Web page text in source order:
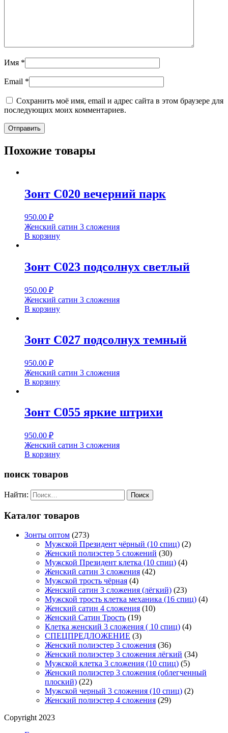
Имя *
Email *
Сохранить моё имя, email и адрес сайта в этом браузере для
последующих моих комментариев.
Похожие товары
Зонт С020 вечерний парк
950.00 ₽
Женский сатин 3 сложения
В корзину
Зонт С023 подсолнух светлый
950.00 ₽
Женский сатин 3 сложения
В корзину
Зонт С027 подсолнух темный
950.00 ₽
Женский сатин 3 сложения
В корзину
Зонт С055 яркие штрихи
950.00 ₽
Женский сатин 3 сложения
В корзину
поиск товаров
Найти:
Каталог товаров
Зонты оптом (273)
Мужской Президент чёрный (10 спиц) (2)
Женский полиэстер 5 сложений (30)
Мужской Президент клетка (10 спиц) (4)
Женский сатин 3 сложения (42)
Мужской трость чёрная (4)
Женский сатин 3 сложения (лёгкий) (23)
Мужской трость клетка механика (16 спиц) (4)
Женский сатин 4 сложения (10)
Женский Сатин Трость (19)
Клетка женский 3 сложения ( 10 спиц) (4)
СПЕЦПРЕДЛОЖЕНИЕ (3)
Женский полиэстер 3 сложения (36)
Женский полиэстер 3 сложения лёгкий (34)
Мужской клетка 3 сложения (10 спиц) (5)
Женский полиэстер 3 сложения (облегченный
плоский) (22)
Мужской черный 3 сложения (10 спиц) (2)
Женский полиэстер 4 сложения (29)
Copyright 2023